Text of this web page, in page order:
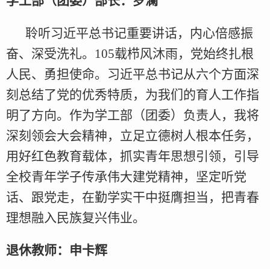
聆听习近平总书记重要讲话，内心倍感振
奋、深受洗礼。105载栉风沐雨，党始终扎根
人民、勇担使命。习近平总书记从‌六个方面‌深
刻总结了党的优秀特质，为我们的育人工作指
明了方向。作为学工部（团委）负责人，我将
深刻领会大会精神，立足立德树人根本任务，
用好红色教育载体，抓实青年思想引领，引导
全校青年学子传承伟大建党精神，坚定听党
话、跟党走，在勤学实干中挺膺担当，把青春
理想融入民族复兴伟业。
退休教师：申卡辉